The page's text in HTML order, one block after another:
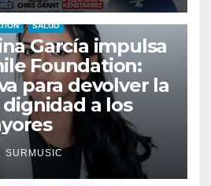
SALUD
García impulsa
Foundation:
para devolver la
dignidad a los
SURMUSIC